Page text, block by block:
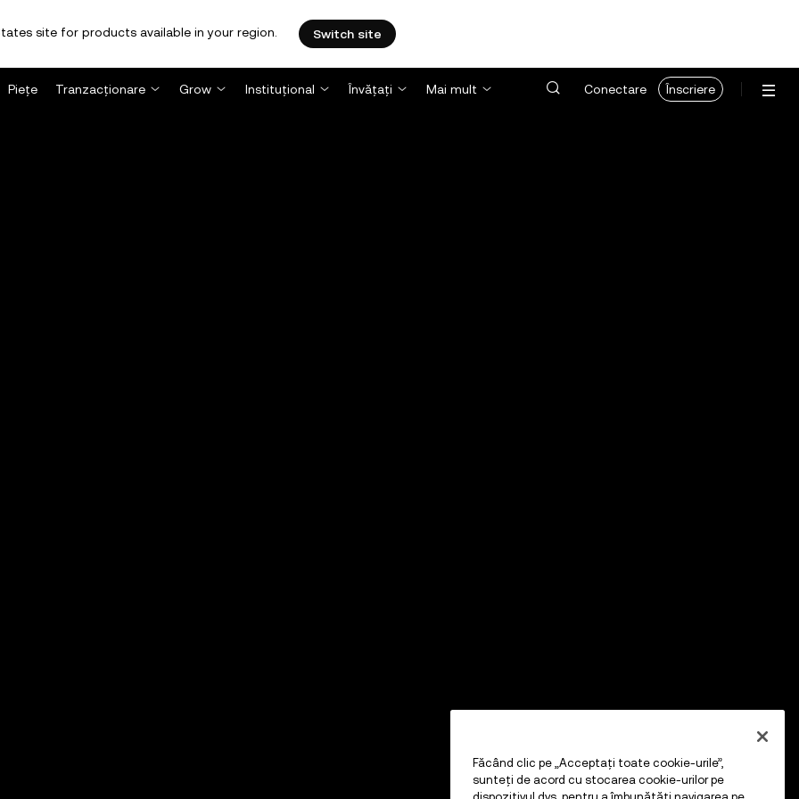
site for products available in your region. Switch site
Piețe Tranzacționare Grow Instituțional Învățați Mai mult Conectare Înscriere
Făcând clic pe „Acceptați toate cookie-urile”,
sunteți de acord cu stocarea cookie-urilor pe